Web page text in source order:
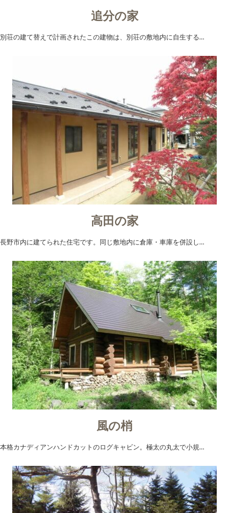
追分の家
別荘の建て替えで計画されたこの建物は、別荘の敷地内に自生する…
高田の家
長野市内に建てられた住宅です。同じ敷地内に倉庫・車庫を併設し…
風の梢
本格カナディアンハンドカットのログキャビン。極太の丸太で小規…